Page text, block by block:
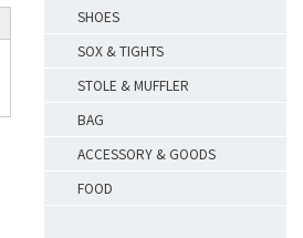
SHOES
SOX & TIGHTS
STOLE & MUFFLER
BAG
ACCESSORY & GOODS
FOOD